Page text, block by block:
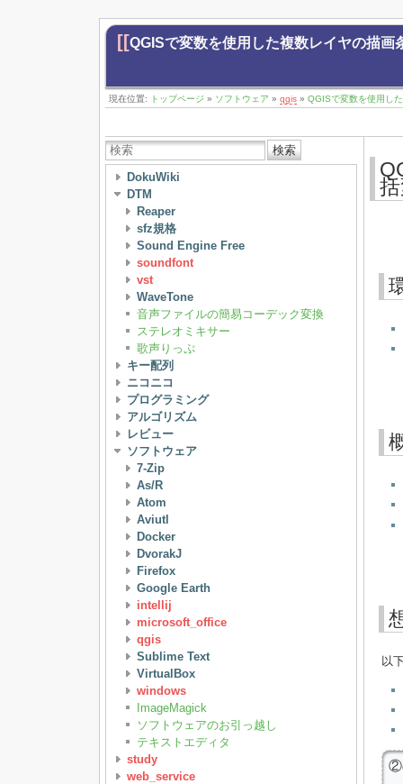
[[QGISで変数を使用した複数レイヤの描画
現在位置: トップページ » ソフトウェア » qgis » QGISで変数を使用し
検索
DokuWiki
DTM
Reaper
sfz規格
Sound Engine Free
soundfont
vst
WaveTone
音声ファイルの簡易コーデック変換
ステレオミキサー
歌声りっぷ
キー配列
ニコニコ
プログラミング
アルゴリズム
レビュー
ソフトウェア
7-Zip
As/R
Atom
Aviutl
Docker
DvorakJ
Firefox
Google Earth
intellij
microsoft_office
qgis
Sublime Text
VirtualBox
windows
ImageMagick
ソフトウェアのお引っ越し
テキストエディタ
study
web_service
以
②